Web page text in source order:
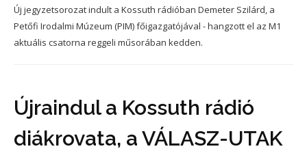
Új jegyzetsorozat indult a Kossuth rádióban Demeter Szilárd, a
Petőfi Irodalmi Múzeum (PIM) főigazgatójával - hangzott el az M1
aktuális csatorna reggeli műsorában kedden.
Újraindul a Kossuth rádió
diákrovata, a VÁLASZ-UTAK